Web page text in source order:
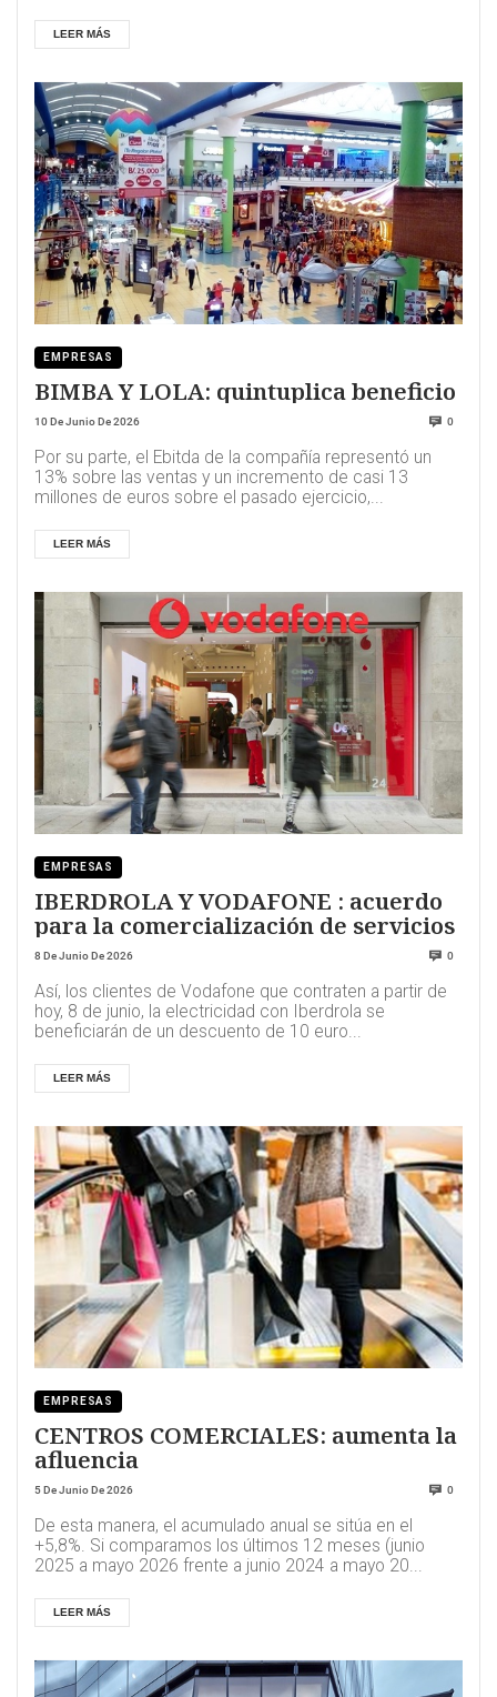
LEER MÁS
EMPRESAS
BIMBA Y LOLA: quintuplica beneficio
10 De Junio De 2026 0
Por su parte, el Ebitda de la compañía representó un
13% sobre las ventas y un incremento de casi 13
millones de euros sobre el pasado ejercicio,...
LEER MÁS
EMPRESAS
IBERDROLA Y VODAFONE : acuerdo
para la comercialización de servicios
8 De Junio De 2026 0
Así, los clientes de Vodafone que contraten a partir de
hoy, 8 de junio, la electricidad con Iberdrola se
beneficiarán de un descuento de 10 euro...
LEER MÁS
EMPRESAS
CENTROS COMERCIALES: aumenta la
afluencia
5 De Junio De 2026 0
De esta manera, el acumulado anual se sitúa en el
+5,8%. Si comparamos los últimos 12 meses (junio
2025 a mayo 2026 frente a junio 2024 a mayo 20...
LEER MÁS